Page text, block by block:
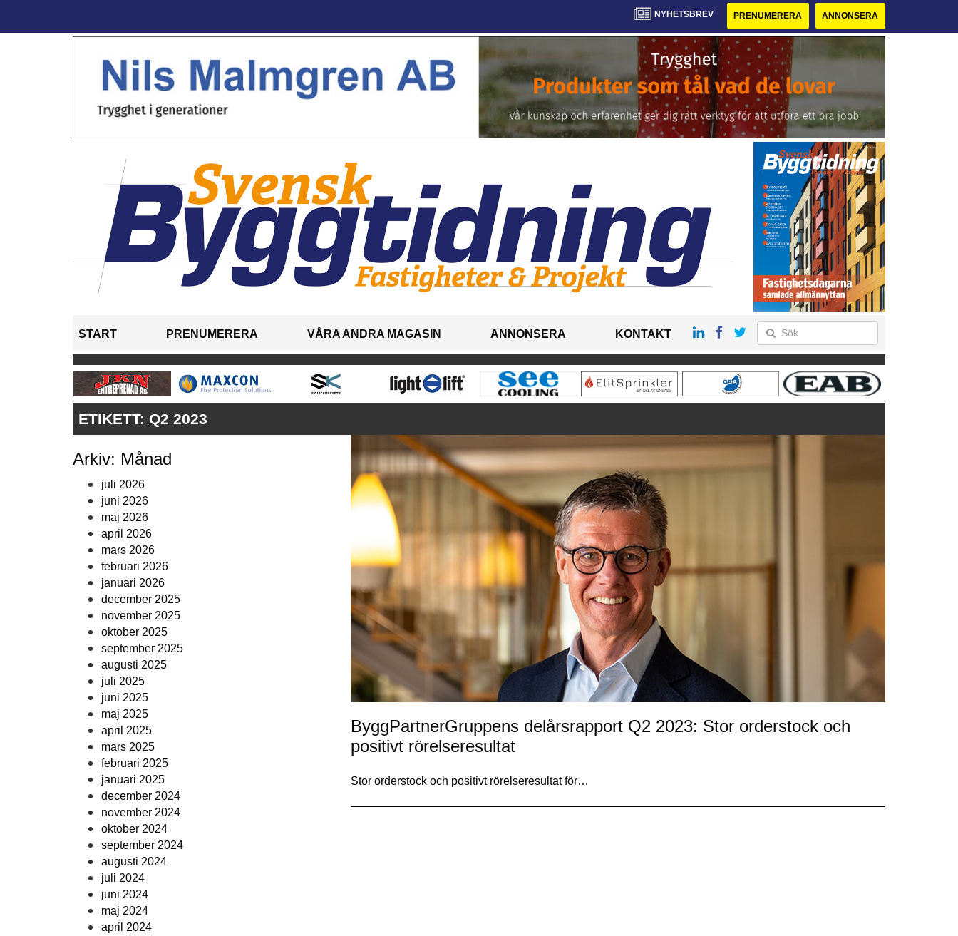
NYHETSBREV PRENUMERERA ANNONSERA
START PRENUMERERA VÅRA ANDRA MAGASIN ANNONSERA KONTAKT
ETIKETT: Q2 2023
Arkiv: Månad
juli 2026
juni 2026
maj 2026
april 2026
mars 2026
februari 2026
januari 2026
december 2025
november 2025
oktober 2025
september 2025
augusti 2025
juli 2025
juni 2025
maj 2025
april 2025
mars 2025
februari 2025
januari 2025
december 2024
november 2024
oktober 2024
september 2024
augusti 2024
juli 2024
juni 2024
maj 2024
april 2024
ByggPartnerGruppens delårsrapport Q2 2023: Stor orderstock och
positivt rörelseresultat
Stor orderstock och positivt rörelseresultat för…